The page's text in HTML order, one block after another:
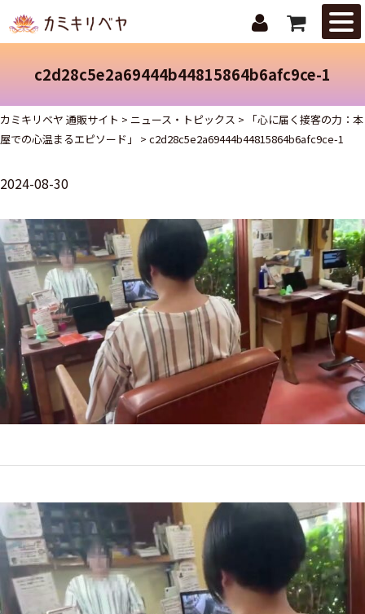
はじめての
トピックス
取扱商品
お問合せ
c2d28c5e2a69444b44815864b6afc9ce-1
カミキリベヤ 通販サイト > ニュース・トピックス >
「心に届く接客の力：本
屋での心温まるエピソード」
> c2d28c5e2a69444b44815864b6afc9ce-1
2024-08-30